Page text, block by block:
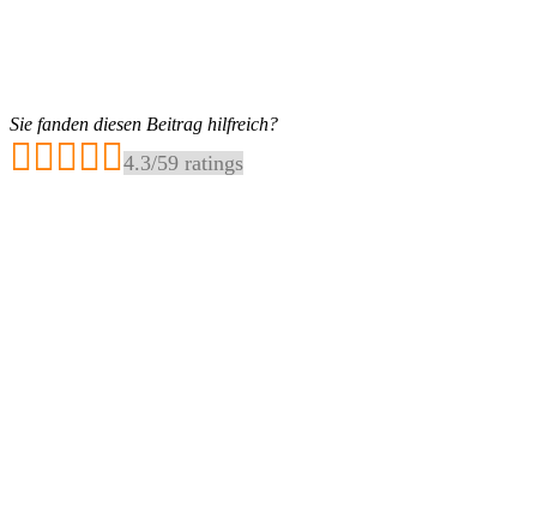
Sie fanden diesen Beitrag hilfreich?
4.3/59 ratings